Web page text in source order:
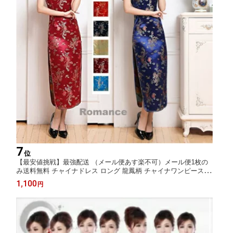
7位
【最安値挑戦】最強配送 （メール便あす楽不可）メール便1枚の
み送料無料 チャイナドレス ロング 龍鳳柄 チャイナワンピース 半
袖 チャイナドレスハロウィン仮装 コスチューム コスプレ 仮装 S
M L XL XXL XXXL 2L 3L 10色 大きサイズ
1,100 円